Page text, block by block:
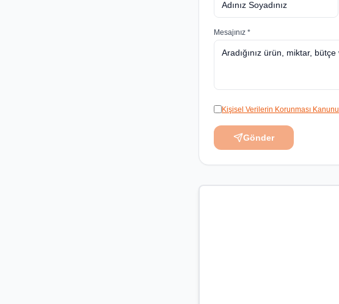
Mesajınız *
Kişisel Verilerin Korunması Kanunu
Gönder